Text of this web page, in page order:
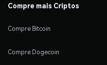
Compre mais Criptos
Compre Bitcoin
Compre Dogecoin